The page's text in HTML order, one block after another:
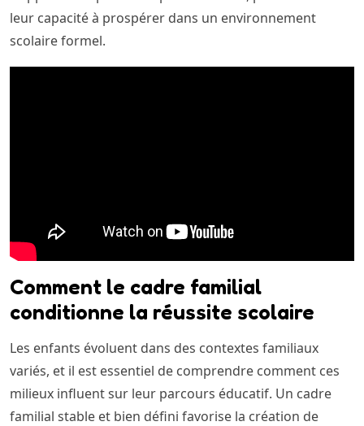
leur capacité à prospérer dans un environnement
scolaire formel.
Comment le cadre familial
conditionne la réussite scolaire
Les enfants évoluent dans des contextes familiaux
variés, et il est essentiel de comprendre comment ces
milieux influent sur leur parcours éducatif. Un cadre
familial stable et bien défini favorise la création de